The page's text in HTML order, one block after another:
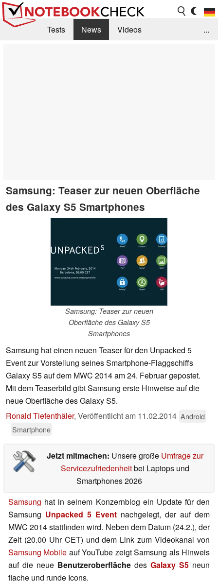
Tests News
Videos
...
Samsung: Teaser zur neuen Oberfläche
des Galaxy S5 Smartphones
Samsung: Teaser zur neuen
Oberfläche des Galaxy S5
Smartphones
Samsung hat einen neuen Teaser für den Unpacked 5
Event zur Vorstellung seines Smartphone-Flaggschiffs
Galaxy S5 auf dem MWC 2014 am 24. Februar gepostet.
Mit dem Teaserbild gibt Samsung erste Hinweise auf die
neue Oberfläche des Galaxy S5.
Ronald Tiefenthäler, Veröffentlicht am 11.02.2014 Android
Smartphone
Jetzt mitmachen: Unsere große Umfrage zur
Servicezufriedenheitbei Laptops und
Smartphones 2026
Samsung hat in seinem Konzernblog ein Update für den
Samsung Unpacked 5 Event nachgelegt, der auf dem
MWC 2014 stattfinden wird. Neben dem Datum (24.2.), der
Zeit (20.00 Uhr CET) und dem Link zum Videokanal von
Samsung Mobile auf YouTube zeigt Samsung als Hinweis
auf die neue Benutzeroberfläche des Galaxy S5 neun
flache und runde Icons.